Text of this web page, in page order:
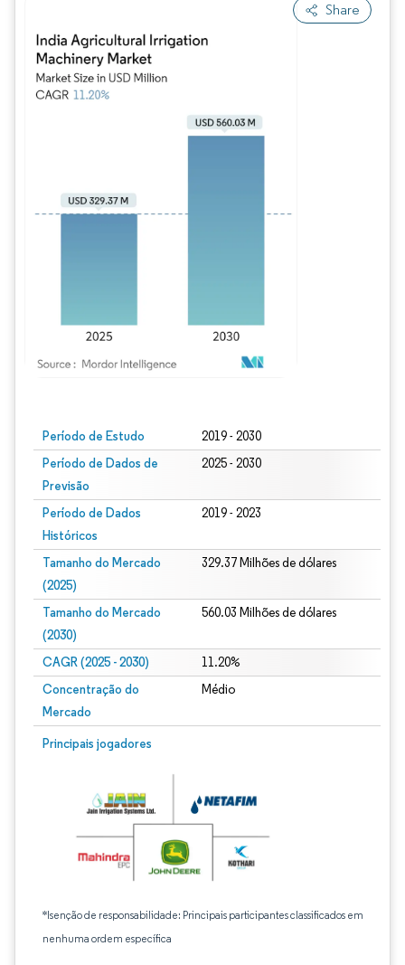
Share
Período de Estudo 2019 - 2030
Período de Dados de
Previsão
2025 - 2030
Período de Dados
Históricos
2019 - 2023
Tamanho do Mercado
(2025)
329.37 Milhões de dólares
Tamanho do Mercado
(2030)
560.03 Milhões de dólares
CAGR (2025 - 2030) 11.20%
Concentração do
Mercado
Médio
Principais jogadores
*Isenção de responsabilidade: Principais participantes classificados em
nenhuma ordem específica